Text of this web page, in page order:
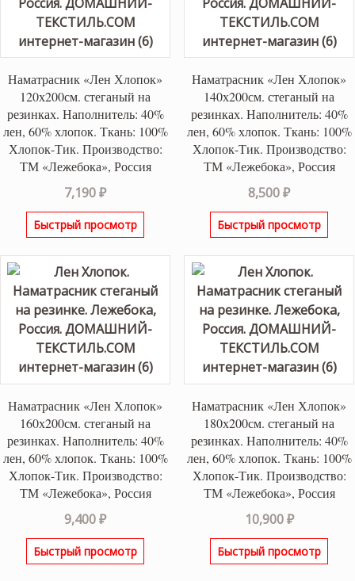
Наматрасник «Лен Хлопок»
120х200см. стеганый на
резинках. Наполнитель: 40%
лен, 60% хлопок. Ткань: 100%
Хлопок-Тик. Производство:
ТМ «Лежебока», Россия
7,190₽
Быстрый просмотр
Наматрасник «Лен Хлопок»
140х200см. стеганый на
резинках. Наполнитель: 40%
лен, 60% хлопок. Ткань: 100%
Хлопок-Тик. Производство:
ТМ «Лежебока», Россия
8,500₽
Быстрый просмотр
Наматрасник «Лен Хлопок»
160х200см. стеганый на
резинках. Наполнитель: 40%
лен, 60% хлопок. Ткань: 100%
Хлопок-Тик. Производство:
ТМ «Лежебока», Россия
9,400₽
Быстрый просмотр
Наматрасник «Лен Хлопок»
180х200см. стеганый на
резинках. Наполнитель: 40%
лен, 60% хлопок. Ткань: 100%
Хлопок-Тик. Производство:
ТМ «Лежебока», Россия
10,900₽
Быстрый просмотр